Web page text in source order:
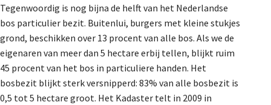
Tegenwoordig is nog bijna de helft van het Nederlandse
bos particulier bezit. Buitenlui, burgers met kleine stukjes
grond, beschikken over 13 procent van alle bos. Als we de
eigenaren van meer dan 5 hectare erbij tellen, blijkt ruim
45 procent van het bos in particuliere handen. Het
bosbezit blijkt sterk versnipperd: 83% van alle bosbezit is
0,5 tot 5 hectare groot. Het Kadaster telt in 2009 in